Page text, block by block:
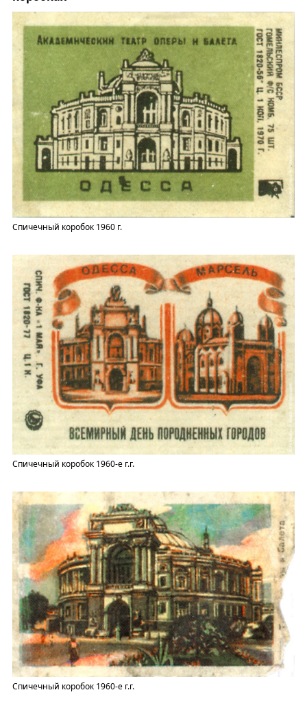
Спичечный коробок 1960 г.
Спичечный коробок 1960-е г.г.
Спичечный коробок 1960-е г.г.